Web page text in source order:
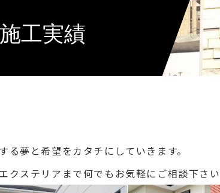
施工実績
夢と希望をカタチにしていきます。
ステリアまで何でもお気軽にご相談下さい